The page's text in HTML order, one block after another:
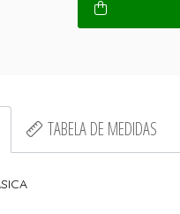
TABELA DE MEDIDAS